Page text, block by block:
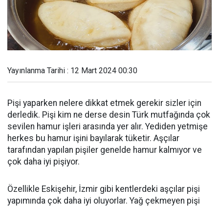
Yayınlanma Tarihi : 12 Mart 2024 00:30
Pişi yaparken nelere dikkat etmek gerekir sizler için
derledik. Pişi kim ne derse desin Türk mutfağında çok
sevilen hamur işleri arasında yer alır. Yediden yetmişe
herkes bu hamur işini bayılarak tüketir. Aşçılar
tarafından yapılan pişiler genelde hamur kalmıyor ve
çok daha iyi pişiyor.
Özellikle Eskişehir, İzmir gibi kentlerdeki aşçılar pişi
yapımında çok daha iyi oluyorlar. Yağ çekmeyen pişi